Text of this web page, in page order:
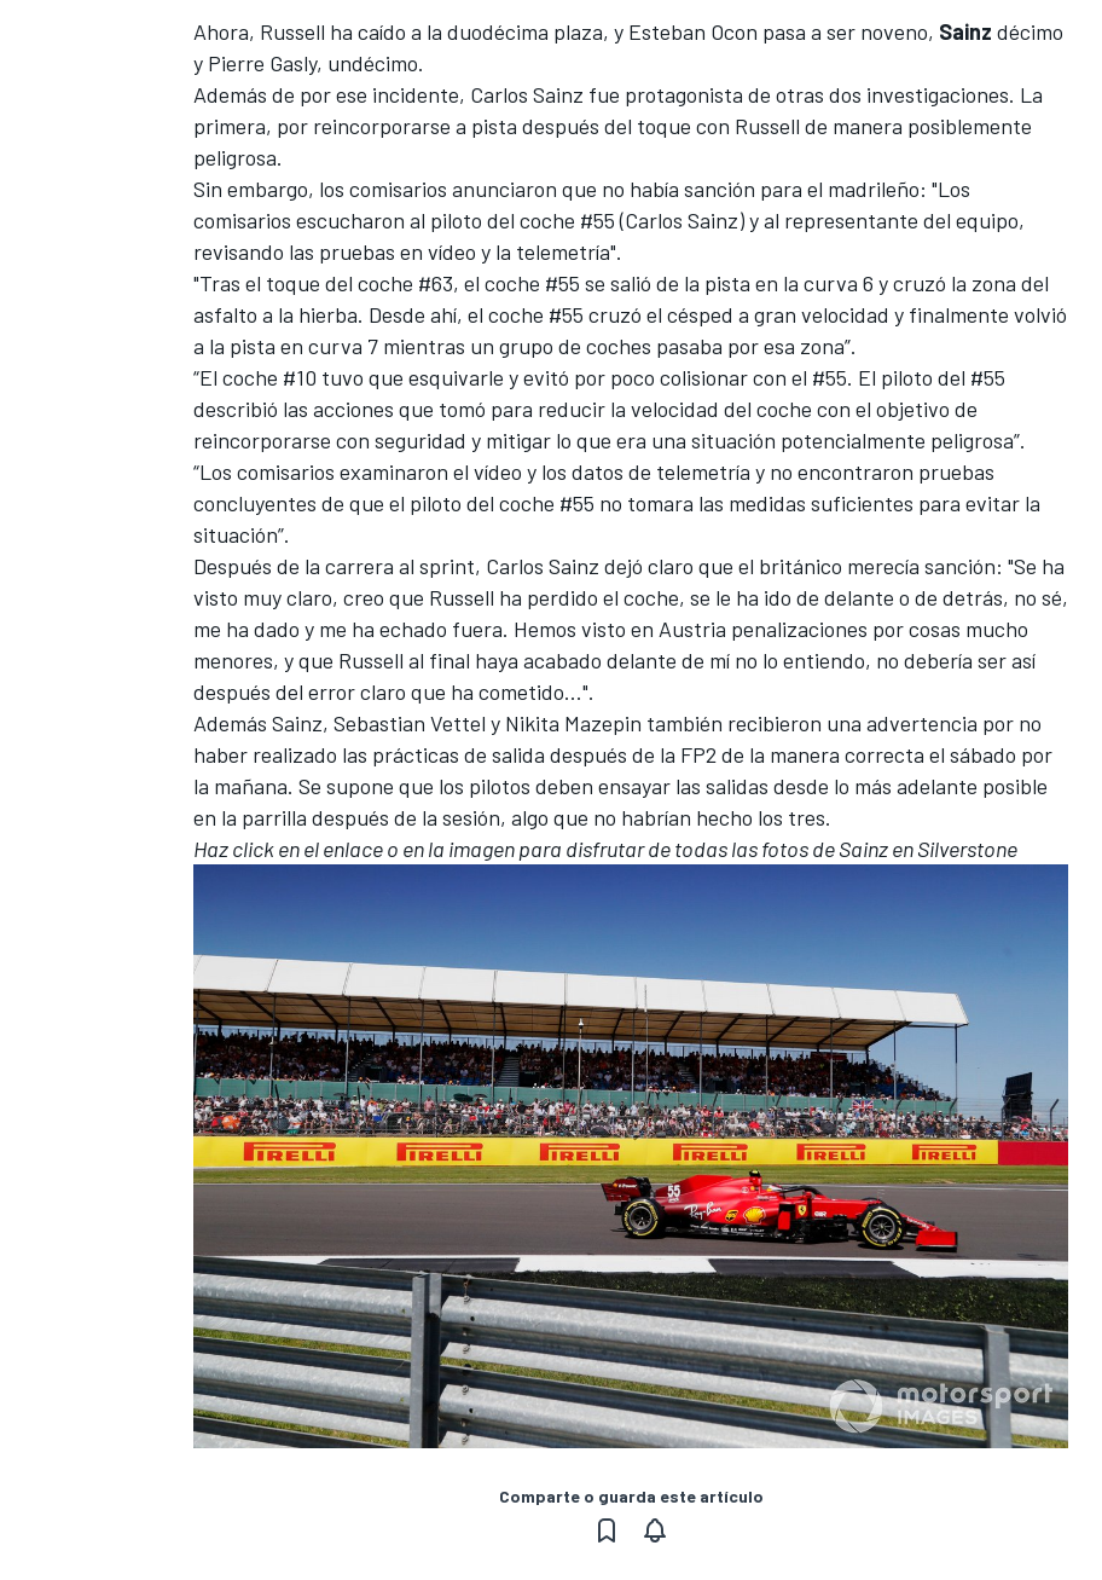
MÁS CATEGORÍAS
Ahora, Russell ha caído a la duodécima plaza, y Esteban Ocon pasa a ser noveno, Sainz décimo
y Pierre Gasly, undécimo.
Además de por ese incidente, Carlos Sainz fue protagonista de otras dos investigaciones. La
primera, por reincorporarse a pista después del toque con Russell de manera posiblemente
peligrosa.
Sin embargo, los comisarios anunciaron que no había sanción para el madrileño: "Los
comisarios escucharon al piloto del coche #55 (Carlos Sainz) y al representante del equipo,
revisando las pruebas en vídeo y la telemetría".
"Tras el toque del coche #63, el coche #55 se salió de la pista en la curva 6 y cruzó la zona del
asfalto a la hierba. Desde ahí, el coche #55 cruzó el césped a gran velocidad y finalmente volvió
a la pista en curva 7 mientras un grupo de coches pasaba por esa zona”.
“El coche #10 tuvo que esquivarle y evitó por poco colisionar con el #55. El piloto del #55
describió las acciones que tomó para reducir la velocidad del coche con el objetivo de
reincorporarse con seguridad y mitigar lo que era una situación potencialmente peligrosa”.
“Los comisarios examinaron el vídeo y los datos de telemetría y no encontraron pruebas
concluyentes de que el piloto del coche #55 no tomara las medidas suficientes para evitar la
situación”.
Después de la carrera al sprint, Carlos Sainz dejó claro que el británico merecía sanción: "Se ha
visto muy claro, creo que Russell ha perdido el coche, se le ha ido de delante o de detrás, no sé,
me ha dado y me ha echado fuera. Hemos visto en Austria penalizaciones por cosas mucho
menores, y que Russell al final haya acabado delante de mí no lo entiendo, no debería ser así
después del error claro que ha cometido...".
Además Sainz, Sebastian Vettel y Nikita Mazepin también recibieron una advertencia por no
haber realizado las prácticas de salida después de la FP2 de la manera correcta el sábado por
la mañana. Se supone que los pilotos deben ensayar las salidas desde lo más adelante posible
en la parrilla después de la sesión, algo que no habrían hecho los tres.
Haz click en el enlace o en la imagen para disfrutar de todas las fotos de Sainz en Silverstone
Comparte o guarda este artículo